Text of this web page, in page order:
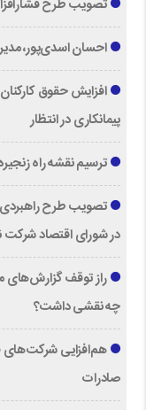
تصویب طرح
احسان اسدی‌پور،
افزایش حقوق
پیمانکاری در انتظار
ترسیم نقشه راه
تصویب طرح راهبردی
در شورای اقتصاد شرکت
راز توقف گزارش‌های
چه نقشی داشت؟
هم‌افزایی شرکت‌های
صادرات